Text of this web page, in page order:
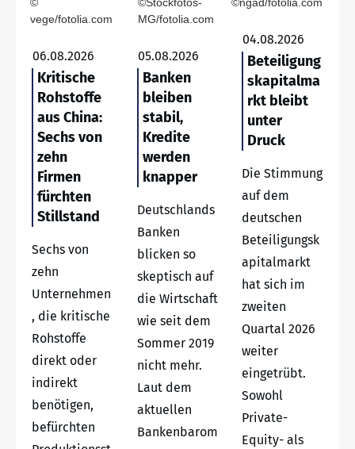
vege/fotolia.com
06.08.2026
Kritische
Rohstoffe
aus China:
Sechs von
zehn
Firmen
fürchten
Stillstand
Sechs von
zehn
Unternehmen
, die kritische
Rohstoffe
direkt oder
indirekt
benötigen,
befürchten
MG/fotolia.com
05.08.2026
Banken
bleiben
stabil,
Kredite
werden
knapper
Deutschlands
Banken
blicken so
skeptisch auf
die Wirtschaft
wie seit dem
Sommer 2019
nicht mehr.
Laut dem
aktuellen
Bankenbarom
04.08.2026
Beteiligung
skapitalma
rkt bleibt
unter
Druck
Die Stimmung
auf dem
deutschen
Beteiligungsk
apitalmarkt
hat sich im
zweiten
Quartal 2026
weiter
eingetrübt.
Sowohl
Private-
Equity- als